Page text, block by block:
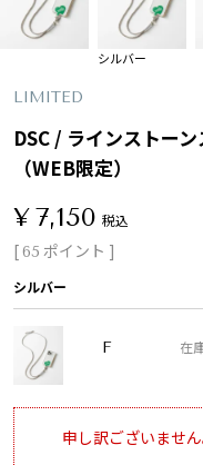
シルバー
LIMITED
DSC / ラインストー
（WEB限定）
¥7,150 税込
[65 ポイント ]
シルバー
F 在
申し訳ございませ